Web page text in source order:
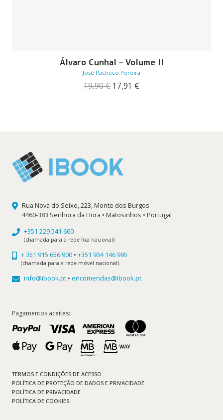
Álvaro Cunhal – Volume II
José Pacheco Pereira
19,90€ O
17,91 €
Rua Nova do Seixo, 223, Monte dos Burgos
4460-383 Senhora da Hora • Matosinhos • Portugal
+351 229 541 660
(chamada para a rede fixa nacional)
+ 351 915 656 900 • +351 934 146 995
(chamada para a rede móvel nacional)
info@ibook.pt • encomendas@ibook.pt
Pagamentos aceites:
TERMOS E CONDIÇÕES DE ACESSO
POLÍTICA DE PROTEÇÃO DE DADOS E PRIVACIDADE
POLÍTICA DE PRIVACIDADE
POLÍTICA DE COOKIES